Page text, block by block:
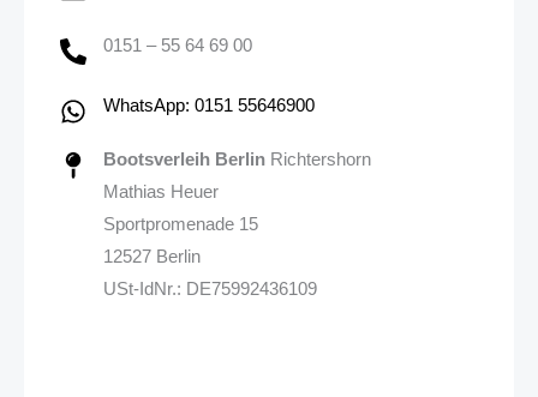
0151 – 55 64 69 00
WhatsApp: 0151 55646900
Bootsverleih Berlin Richtershorn
Mathias Heuer
Sportpromenade 15
12527 Berlin
USt-IdNr.: DE75992436109